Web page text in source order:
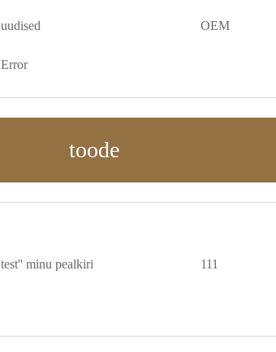
uudised OEM
Error
toode
test'' minu pealkiri 111